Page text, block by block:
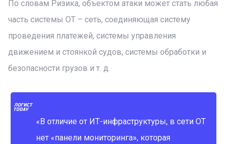
По словам Ризика, объектом атаки может стать любая
часть системы OT – сеть, соединяющая систему
проведения платежей, системы управления
движением и стоянкой судов, системы обработки и
безопасности грузов и т. д.
«В отличие от ИТ-инфраструктуры, в сети OT
нет «панели мониторинга», которая